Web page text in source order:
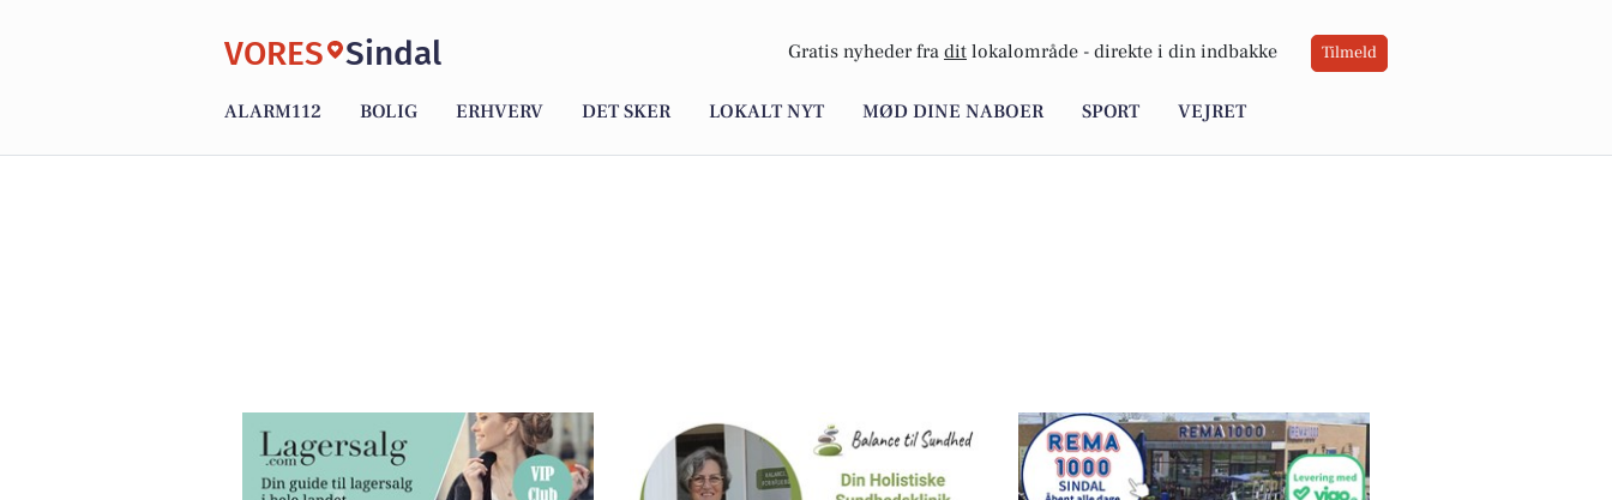
VORES Sindal Gratis nyheder fra dit lokalområde - direkte i din indbakke Tilmeld
ALARM112 BOLIG ERHVERV DET SKER LOKALT NYT MØD DINE NABOER SPORT VEJRET